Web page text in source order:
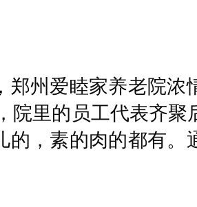
郑州爱睦家养老院浓
院里的员工代表齐聚
，素的肉的都有。